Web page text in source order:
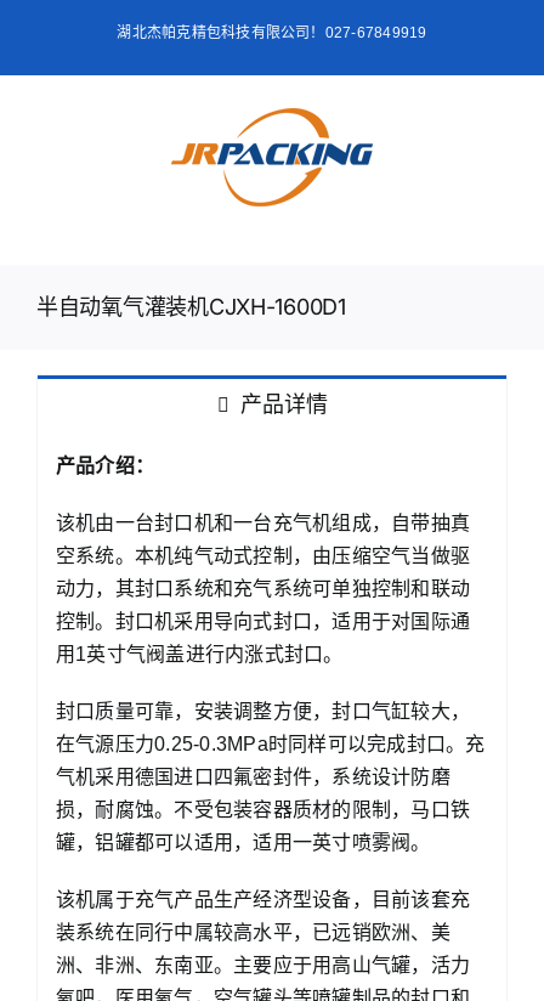
内
湖北杰帕克精包科技有限公司！027-67849919
半自动氧气灌装机CJXH-1600D1
产品详情
产品介绍：
该机由一台封口机和一台充气机组成，自带抽真
空系统。本机纯气动式控制，由压缩空气当做驱
动力，其封口系统和充气系统可单独控制和联动
控制。封口机采用导向式封口，适用于对国际通
用1英寸气阀盖进行内涨式封口。
封口质量可靠，安装调整方便，封口气缸较大，
在气源压力0.25-0.3MPa时同样可以完成封口。充
气机采用德国进口四氟密封件，系统设计防磨
损，耐腐蚀。不受包装容器质材的限制，马口铁
罐，铝罐都可以适用，适用一英寸喷雾阀。
该机属于充气产品生产经济型设备，目前该套充
装系统在同行中属较高水平，已远销欧洲、美
洲、非洲、东南亚。主要应于用高山气罐，活力